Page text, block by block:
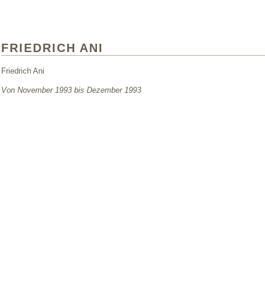
FRIEDRICH ANI
Friedrich Ani
Von November 1993 bis Dezember 1993